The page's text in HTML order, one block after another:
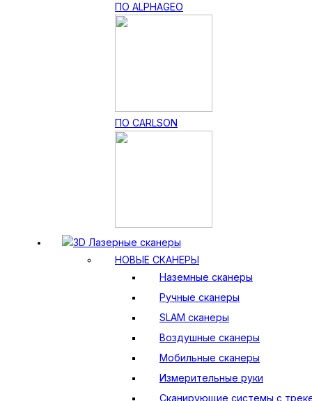
ПО ALPHAGEO
ПО CARLSON
3D Лазерные сканеры
НОВЫЕ СКАНЕРЫ
Наземные сканеры
Ручные сканеры
SLAM сканеры
Воздушные сканеры
Мобильные сканеры
Измерительные руки
Сканирующие системы с